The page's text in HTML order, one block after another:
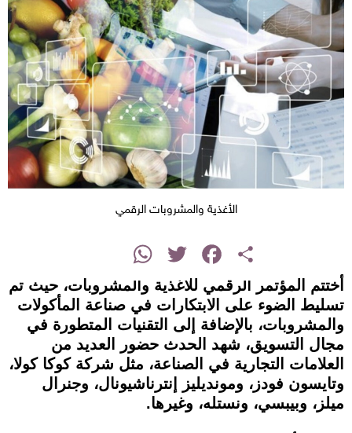
الأغذية والمشروبات الرقمي
Share
Facebook
Twitter
WhatsApp
أختتم المؤتمر الرقمي للأغذية والمشروبات، حيث تم
تسليط الضوء على الابتكارات في صناعة المأكولات
والمشروبات، بالإضافة إلى التقنيات المتطورة في
مجال التسويق، شهد الحدث حضور العديد من
العلامات التجارية في الصناعة، مثل شركة كوكا كولا،
وتايسون فودز، ومونديليز إنترناشيونال، وجنرال
ميلز، وبيبسي، ونستله، وغيرها.